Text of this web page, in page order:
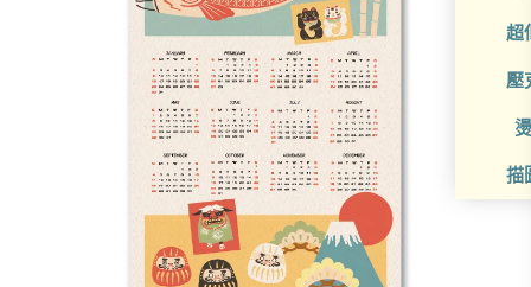
超
壓
描